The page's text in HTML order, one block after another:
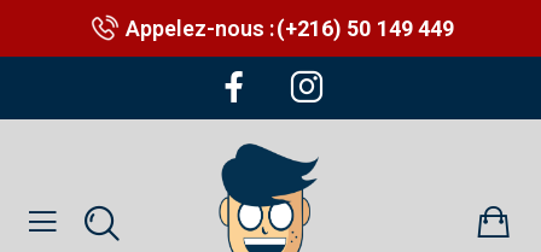
Appelez-nous :(+216) 50 149 449